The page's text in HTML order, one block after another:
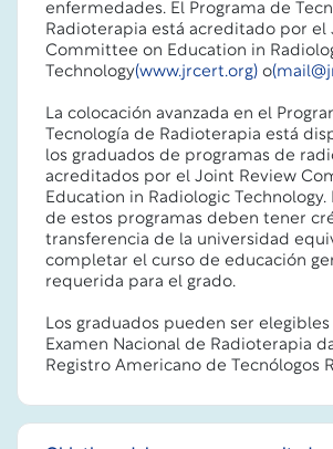
enfermedades. El Programa de
Radioterapia está acreditado por el
Committee on Education in
Technology(www.jrcert.org) o
La colocación avanzada en el
Tecnología de Radioterapia está
los graduados de programas de
acreditados por el Joint Review
Education in Radiologic Technology.
de estos programas deben tener
transferencia de la universidad
completar el curso de educación
requerida para el grado.
Los graduados pueden ser
Examen Nacional de Radioterapia
Registro Americano de Tecnólogos